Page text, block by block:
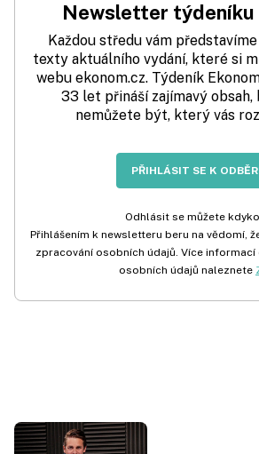
Newsletter týdeníku
Každou středu vám
texty aktuálního vydání, které si
webu ekonom.cz. Týdeník
33 let přináší zajímavý
nemůžete být, který vás
PŘIHLÁSIT SE K
Odhlásit se můžete
Přihlášením k newsletteru beru na vědomí,
zpracování osobních údajů. Více informací
osobních údajů naleznete